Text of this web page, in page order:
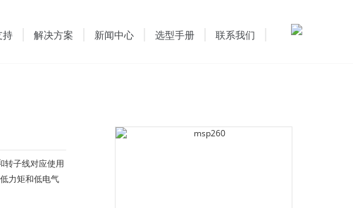
持 解决方案 新闻中心 选型手册 联系我们
转子线对应使用
力矩和低电气